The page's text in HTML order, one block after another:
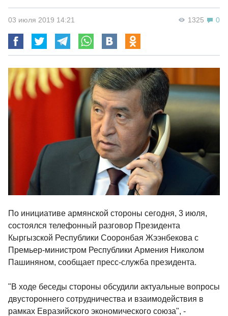
1325 0
03 июля 2019 14:21
По инициативе армянской стороны сегодня, 3 июля,
состоялся телефонный разговор Президента
Кыргызской Республики Сооронбая Жээнбекова с
Премьер-министром Республики Армения Николом
Пашиняном, сообщает пресс-служба президента.
"В ходе беседы стороны обсудили актуальные вопросы
двустороннего сотрудничества и взаимодействия в
рамках Евразийского экономического союза", -